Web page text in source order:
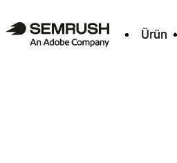
Ürün